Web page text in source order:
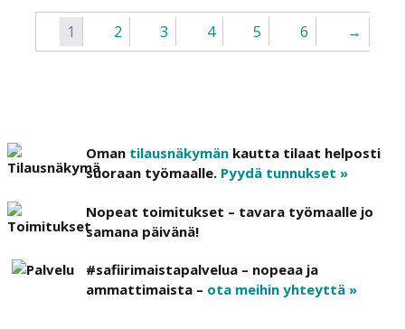
1 2 3 4 5 6 →
Oman tilausnäkymän kautta tilaat helposti
suoraan työmaalle. Pyydä tunnukset »
Nopeat toimitukset – tavara työmaalle jo
samana päivänä!
#safiirimaistapalvelua – nopeaa ja
ammattimaista – ota meihin yhteyttä »